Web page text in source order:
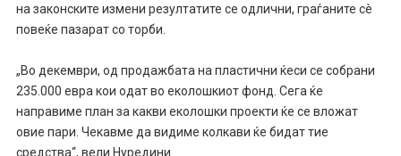
на законските измени резултатите се одлични, граѓаните сè
повеќе пазарат со торби.
„Во декември, од продажбата на пластични ќеси се собрани
235.000 евра кои одат во еколошкиот фонд. Сега ќе
направиме план за какви еколошки проекти ќе се вложат
овие пари. Чекавме да видиме колкави ќе бидат тие
средства“, вели Нуредини.